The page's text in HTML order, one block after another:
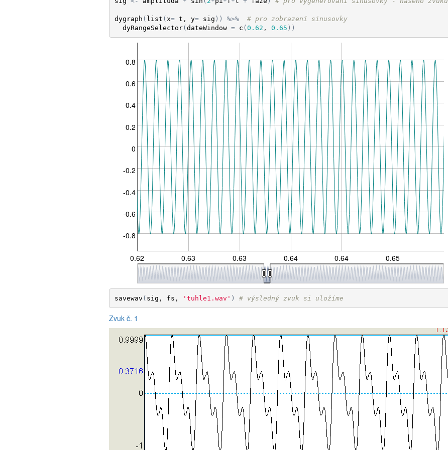
dygraph ( list ( x= t , y= sig ) ) %>%
# pro zobrazení sinusovky
dyRangeSelector(dateWindow = c (0.62 , 0.65 ) )
-0.8
-0.6
-0.4
-0.2
0
0.2
0.4
0.6
0.8
0.62 0.63 0.63 0.64 0.64 0.65
savewav ( sig , fs , 'tuhle1.wav' ) # výsledný zvuk si uložíme
Zvuk č. 1